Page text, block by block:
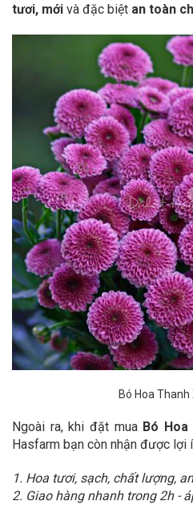
tươi, mới và đặc biệt an toàn
Bó Hoa
Ngoài ra, khi đặt mua Bó
Hasfarm bạn còn nhận được lợi
1. Hoa tươi, sạch, chất lượng,
2. Giao hàng nhanh trong 2h -